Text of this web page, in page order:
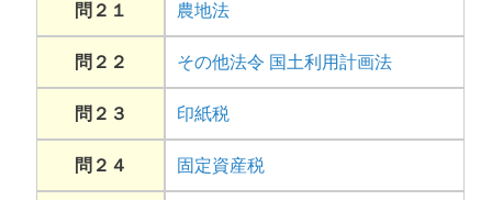
問２１ 農地法
問２２ その他法令 国土利用計画法
問２３ 印紙税
問２４ 固定資産税